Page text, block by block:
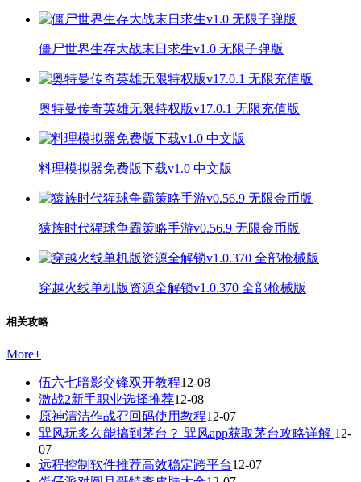
僵尸世界生存大战末日求生v1.0 无限子弹版
奥特曼传奇英雄无限特权版v17.0.1 无限充值版
料理模拟器免费版下载v1.0 中文版
猿族时代猩球争霸策略手游v0.56.9 无限金币版
穿越火线单机版资源全解锁v1.0.370 全部枪械版
相关攻略
More+
伍六七暗影交锋双开教程12-08
激战2新手职业选择推荐12-08
原神清洁作战召回码使用教程12-07
巽风玩多久能搞到茅台？ 巽风app获取茅台攻略详解 12-
07
远程控制软件推荐高效稳定跨平台12-07